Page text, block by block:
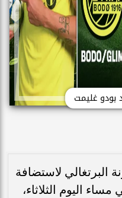
بودو غليمت
البرتغالي لاستضافة
اليوم الثلاثاء،